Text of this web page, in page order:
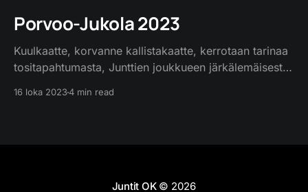
Porvoo-Jukola 2023
Kuulkaatte, korvanne kallistakaatte, kerrotaan tarinaa
tositapahtumasta, Junttien joukkueen järkälemäisestä
16 loka 20234 min read
Juntit OK© 2026